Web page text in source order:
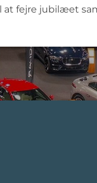
at fejre jubilæet